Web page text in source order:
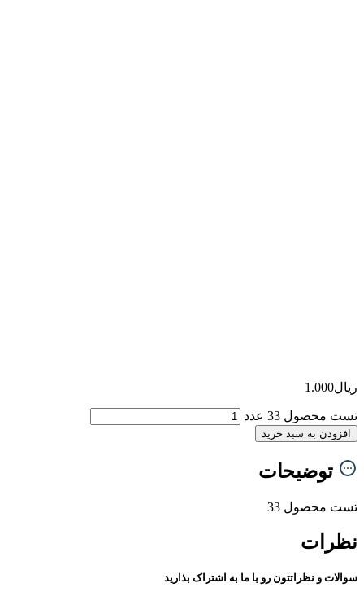
ریال1.000
تست محصول 33 عدد
افزودن به سبد خرید
توضیحات
تست محصول 33
نظرات
سوالات و نظراتتون رو با ما به اشتراک بذارید